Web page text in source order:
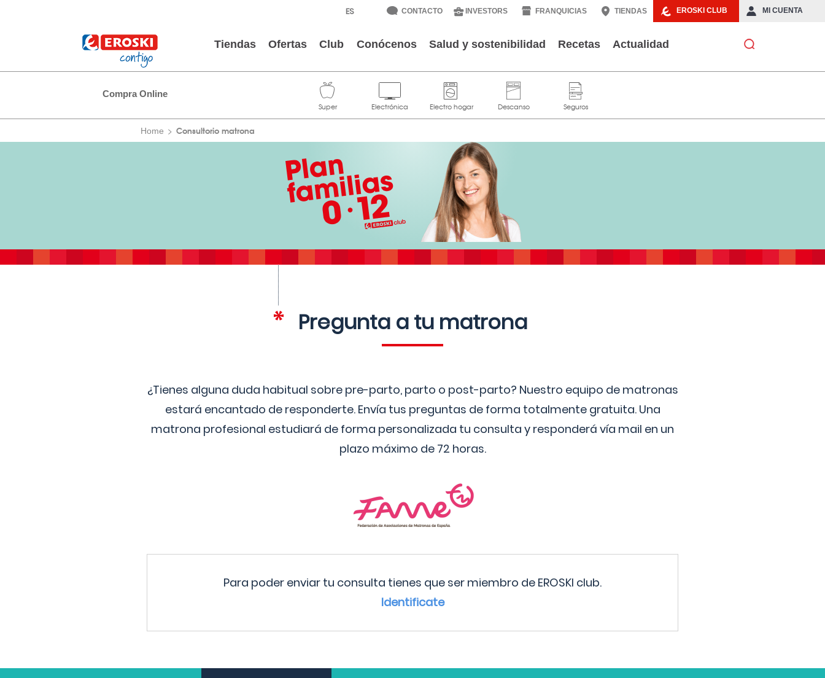
EROSKI CLUB MI CUENTA
CONTACTO INVESTORS FRANQUICIAS TIENDAS
Tiendas Ofertas Club Conócenos Salud y sostenibilidad Recetas Actualidad
Compra Online
Home Consultorio matrona
Pregunta a tu matrona
¿Tienes alguna duda habitual sobre pre-parto, parto o post-parto? Nuestro equipo de matronas
estará encantado de responderte. Envía tus preguntas de forma totalmente gratuita. Una
matrona profesional estudiará de forma personalizada tu consulta y responderá vía mail en un
plazo máximo de 72 horas.
Para poder enviar tu consulta tienes que ser miembro de EROSKI club.
Identificate